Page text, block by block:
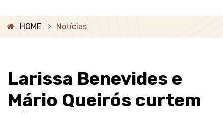
HOME Notícias
Larissa Benevides e
Mário Queirós curtem